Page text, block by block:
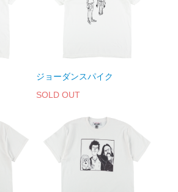
ジョーダンスパイク
SOLD OUT